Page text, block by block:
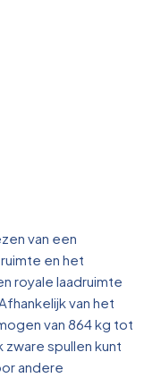
van een
en het
royale laadruimte
van het
van 864 kg tot
spullen kunt
andere